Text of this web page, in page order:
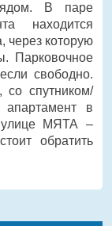
В паре
находится
через которую
Парковочное
свободно.
спутником/
апартамент в
улице МЯТА –
обратить